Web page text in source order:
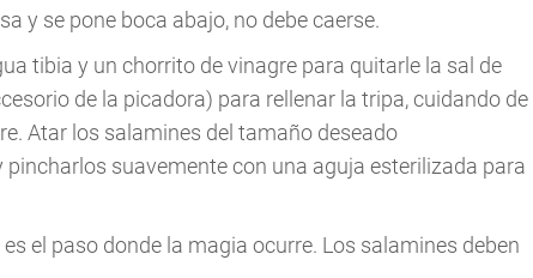
y se pone boca abajo, no debe caerse.
tibia y un chorrito de vinagre para quitarle la sal de
de la picadora) para rellenar la tripa, cuidando de
Atar los salamines del tamaño deseado
suavemente con una aguja esterilizada para
el paso donde la magia ocurre. Los salamines deben